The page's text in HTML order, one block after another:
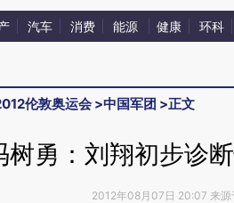
汽车 消费 能源 健康 环科
伦敦奥运会 >中国军团 >正文
树勇：刘翔初步诊
2012年08月07日 20:07 来源